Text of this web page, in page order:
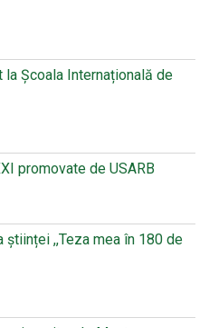
la Școala Internațională de
promovate de USARB
științei ,,Teza mea în 180 de